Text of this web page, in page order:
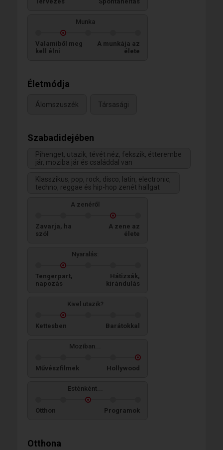
Munka
Valamiből meg
kell élni
A munkája az
élete
Életmódja
Álomszuszék Társasági
Szabadidejében
Pihenget, utazik, tévét néz, fekszik, étterembe
jár, moziba jár és családdal van
Klasszikus, pop, rock, disco, latin, electronic,
techno, reggae és hip-hop zenét hallgat
A zenéről
Zavarja, ha
szól
A zene az
élete
Nyaralás:
Tengerpart,
napozás
Hátizsák,
kirándulás
Kivel utazik?
Kettesben Barátokkal
Moziban...
Művészfilmek Hollywood
Esténként...
Otthon Programok
Otthona